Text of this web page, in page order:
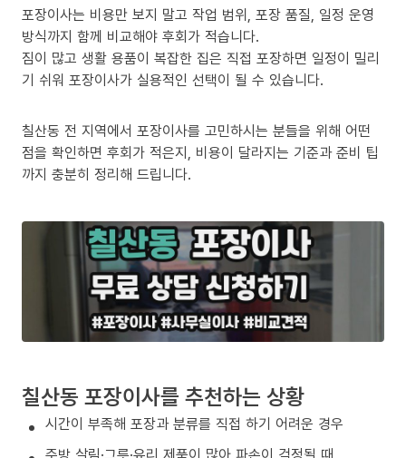
포장이사는 비용만 보지 말고 작업 범위, 포장 품질, 일정 운영
방식까지 함께 비교해야 후회가 적습니다.
짐이 많고 생활 용품이 복잡한 집은 직접 포장하면 일정이 밀리
기 쉬워 포장이사가 실용적인 선택이 될 수 있습니다.
칠산동 전 지역에서 포장이사를 고민하시는 분들을 위해 어떤
점을 확인하면 후회가 적은지, 비용이 달라지는 기준과 준비 팁
까지 충분히 정리해 드립니다.
칠산동 포장이사를 추천하는 상황
시간이 부족해 포장과 분류를 직접 하기 어려운 경우